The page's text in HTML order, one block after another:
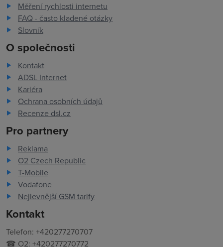
Měření rychlosti internetu
FAQ - často kladené otázky
Slovník
O společnosti
Kontakt
ADSL Internet
Kariéra
Ochrana osobních údajů
Recenze dsl.cz
Pro partnery
Reklama
O2 Czech Republic
T-Mobile
Vodafone
Nejlevnější GSM tarify
Kontakt
Telefon: +420277270707
☎ O2: +420277270772